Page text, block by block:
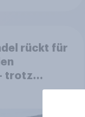
rückt für
trotz